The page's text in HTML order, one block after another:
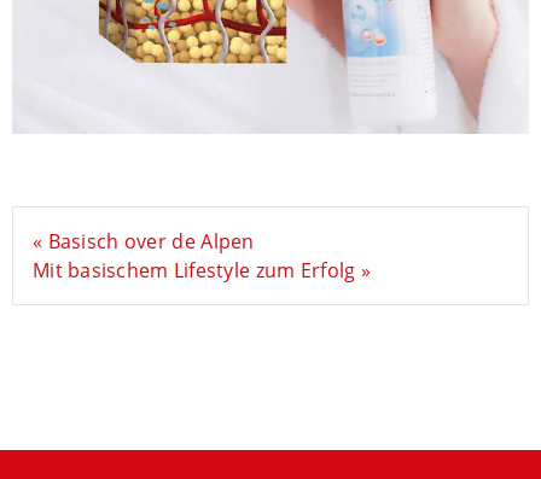
« Basisch over de Alpen
Mit basischem Lifestyle zum Erfolg »